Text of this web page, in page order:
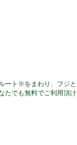
ト※をまわり、フジと
たでも無料でご利用頂け